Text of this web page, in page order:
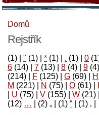
Domů
Rejstřík
(1) " (1) * (1) . (1) 0
6 (14) 7 (13) 8 (4) 9 (4)
(214)
F (125) G (69) H
M (221) N (75) O (61)
U (75) V (155) W (21)
‚
(1)
“
(1)
„
(2)
…
(12)